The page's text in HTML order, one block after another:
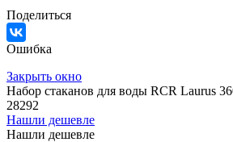
Поделиться
Ошибка
Закрыть окно
Набор стаканов для воды RCR Laurus
28292
Нашли дешевле
Нашли дешевле